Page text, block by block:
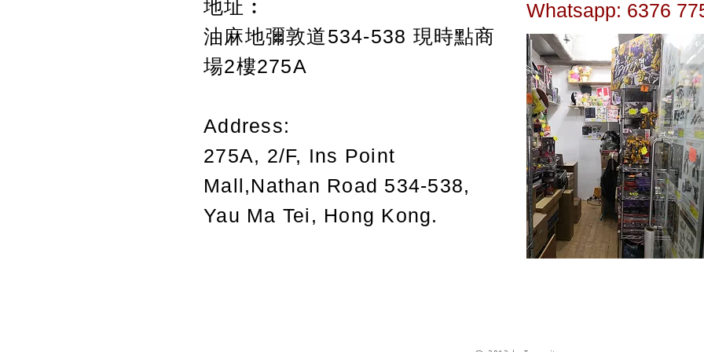
地址︰
油麻地彌敦道534-538 現時點商
場2樓275A
Address:
275A, 2/F, Ins Point
Mall,Nathan Road 534-538,
Yau Ma Tei, Hong Kong.
Whatsapp: 6376